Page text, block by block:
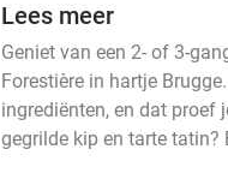
Lees meer
Geniet van een 2- of 3-
Forestière in hartje
ingrediënten, en dat proef
gegrilde kip en tarte tatin?